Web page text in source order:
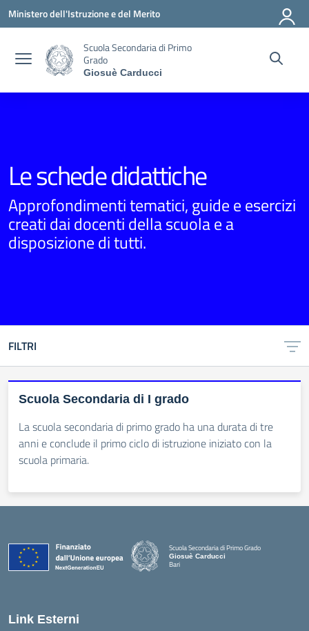
Vai ai contenuti
Vai al menu di navigazione
Vai al footer
Ministero dell'Istruzione e del Merito
Scuola Secondaria di Primo
Grado
Giosuè Carducci
Le schede didattiche
Approfondimenti tematici, guide e esercizi
creati dai docenti della scuola e a
disposizione di tutti.
FILTRI
Scuola Secondaria di I grado
La scuola secondaria di primo grado ha una durata di tre
anni e conclude il primo ciclo di istruzione iniziato con la
scuola primaria.
Scuola Secondaria di Primo Grado
Giosuè Carducci
Bari
Link Esterni